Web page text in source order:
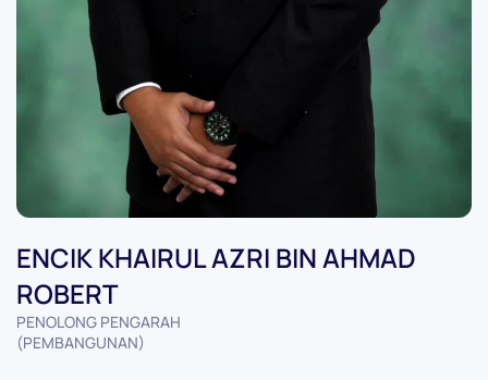
ENCIK KHAIRUL AZRI BIN AHMAD
ROBERT
PENOLONG PENGARAH
(PEMBANGUNAN)